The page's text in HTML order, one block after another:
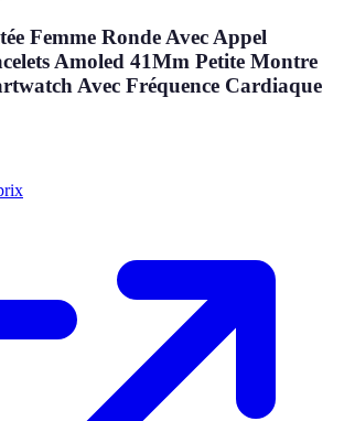
Femme Ronde Avec Appel
Amoled 41Mm Petite Montre
Avec Fréquence Cardiaque